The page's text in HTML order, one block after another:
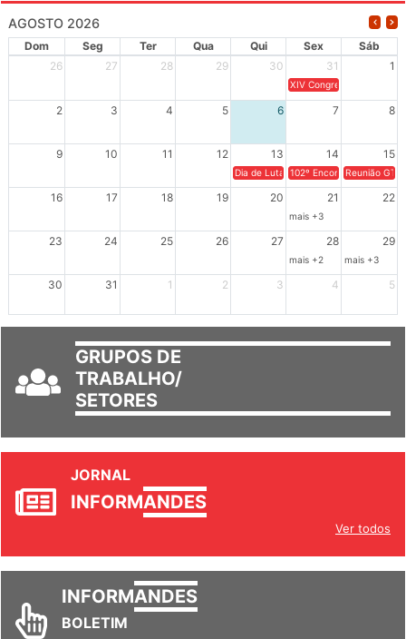
AGOSTO 2026
Dom Seg Ter Qua Qui Sex
Sáb
26
27 28 29 30 31 1
XIV Congresso Brasileiro
2 3 4 5 6 7 8
9 10 11 12 13 14 15
Dia de Luta em Defesa de Cuba e da
102º Encontro da
Reunião
16 17 18 19 20 21 22
mais +3
23 24 25 26 27 28 29
mais +2 mais +3
30 31 1 2 3 4 5
GRUPOS DE
TRABALHO/
SETORES
JORNAL
INFORMANDES
Ver todos
INFORMANDES
BOLETIM